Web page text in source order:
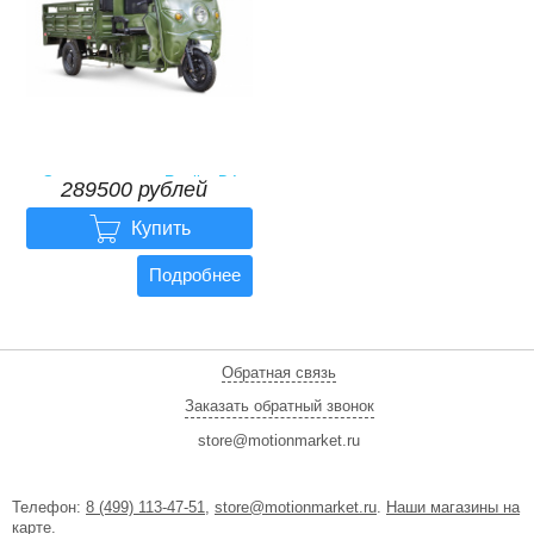
Электротрицикл Rutrike D4
NEXT КАБИНА 1800
60V1200W
289500 рублей
289500 рублей
 Купить
Подробнее
Обратная связь
Заказать обратный звонок
store@motionmarket.ru
Телефон: 8 (499) 113-47-51, store@motionmarket.ru. Наши магазины на
карте.